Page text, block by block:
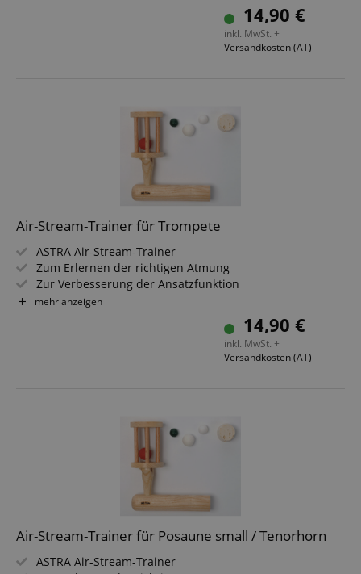
14,90 €
inkl. MwSt. +
Versandkosten (AT)
Air-Stream-Trainer für Trompete
ASTRA Air-Stream-Trainer
Zum Erlernen der richtigen Atmung
Zur Verbesserung der Ansatzfunktion
Für Trompete
mehr anzeigen
14,90 €
inkl. MwSt. +
Versandkosten (AT)
Air-Stream-Trainer für Posaune small / Tenorhorn
ASTRA Air-Stream-Trainer